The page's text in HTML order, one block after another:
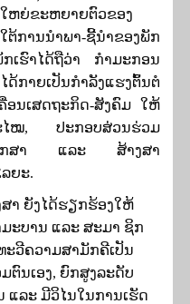
ໃຫຍ່ຂະຫຍາຍຕົວຂອງ
ານນຳພາ-ຊີ້ນຳຂອງພັກ
ເຮົາໄດ້ຖືວ່າ ກໍາມະກອນ
ກາຍເປັນກຳລັງແຮງຕົ້ນຕໍ
ນເສດຖະກິດ-ສັງຄົມ ໃຫ້
ະໄໝ, ປະກອບສ່ວນຮ່ວມ
ກຮັກສາ ແລະ ສ້າງສາ
ຍະ.
າ ຍັງໄດ້ຮຽກຮ້ອງໃຫ້
ະບານ ແລະ ສະມາ ຊິກ
ະວີຄວາມສາມັກຄີເປັນ
ຕົນເອງ, ຍົກສູງລະດັບ
ແລະ ມີວິໄນໃນການເຮັດ